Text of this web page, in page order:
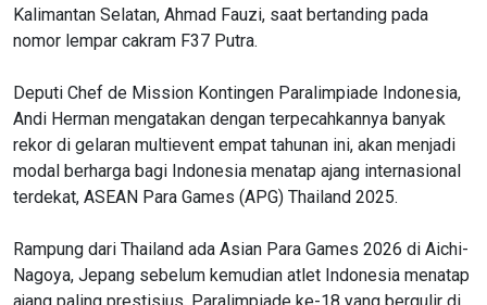
Kalimantan Selatan, Ahmad Fauzi, saat bertanding pada
nomor lempar cakram F37 Putra.
Deputi Chef de Mission Kontingen Paralimpiade Indonesia,
Andi Herman mengatakan dengan terpecahkannya banyak
rekor di gelaran multievent empat tahunan ini, akan menjadi
modal berharga bagi Indonesia menatap ajang internasional
terdekat, ASEAN Para Games (APG) Thailand 2025.
Rampung dari Thailand ada Asian Para Games 2026 di Aichi-
Nagoya, Jepang sebelum kemudian atlet Indonesia menatap